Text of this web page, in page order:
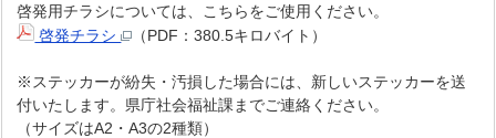
啓発用チラシについては、こちらをご使用ください。
啓発チラシ
（PDF：380.5キロバイト）
※ステッカーが紛失・汚損した場合には、新しいステッカーを送
付いたします。県庁社会福祉課までご連絡ください。
（サイズはA2・A3の2種類）